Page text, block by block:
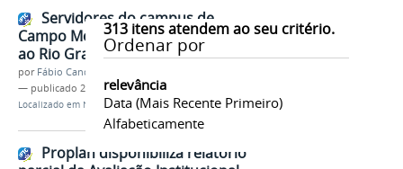
313itens atendem ao seu critério.
Ordenar por
relevância
Data (mais Recente Primeiro)
Alfabeticamente
Servidores do campus de
Campo Mourão enviam donativos
ao Rio Grande do Sul
por Fábio Candido dos Santos
— publicado 20/05/2024
Localizado em Notícias
Proplan disponibiliza relatório